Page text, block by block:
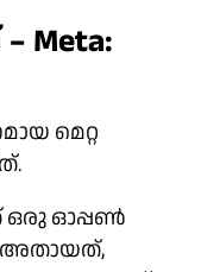
Meta:
മെറ്റ
ഒരു ഓപ്പൺ